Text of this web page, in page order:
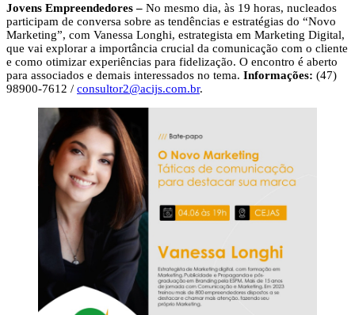
Jovens Empreendedores – No mesmo dia, às 19 horas, nucleados
participam de conversa sobre as tendências e estratégias do “Novo
Marketing”, com Vanessa Longhi, estrategista em Marketing Digital,
que vai explorar a importância crucial da comunicação com o cliente
e como otimizar experiências para fidelização. O encontro é aberto
para associados e demais interessados no tema. Informações: (47)
98900-7612 / consultor2@acijs.com.br.